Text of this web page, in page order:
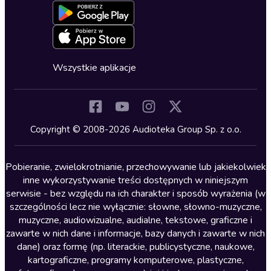
Kryminały
Lektury szkolne
Literatura anglojęzyczna
Literatura faktu
Literatura obyczajowa
Literatura piękna obca
Literatura piękna polska
Deklaracja dostępności
Oferta dla firm i bibliotek
Blog
Zapowiedzi
Cykle audiobooków
Wszystkie aplikacje
Copyright © 2008-2026 Audioteka Group Sp. z o.o.
Pobieranie, zwielokrotnianie, przechowywanie lub jakiekolwiek
inne wykorzystywanie treści dostępnych w niniejszym
serwisie - bez względu na ich charakter i sposób wyrażenia (w
szczególności lecz nie wyłącznie: słowne, słowno-muzyczne,
muzyczne, audiowizualne, audialne, tekstowe, graficzne i
zawarte w nich dane i informacje, bazy danych i zawarte w nich
dane) oraz formę (np. literackie, publicystyczne, naukowe,
kartograficzne, programy komputerowe, plastyczne,